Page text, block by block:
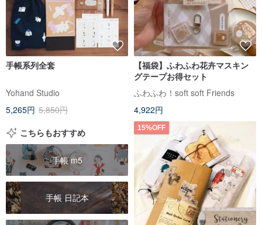
手帳系列全套
Yohand Studio
5,265円 5,850円
【福袋】ふわふわ花卉マスキン
グテープお得セット
ふわふわ！soft soft Friends
4,922円
こちらもおすすめ
手帳 m5
手帳 日記本
15%OFF